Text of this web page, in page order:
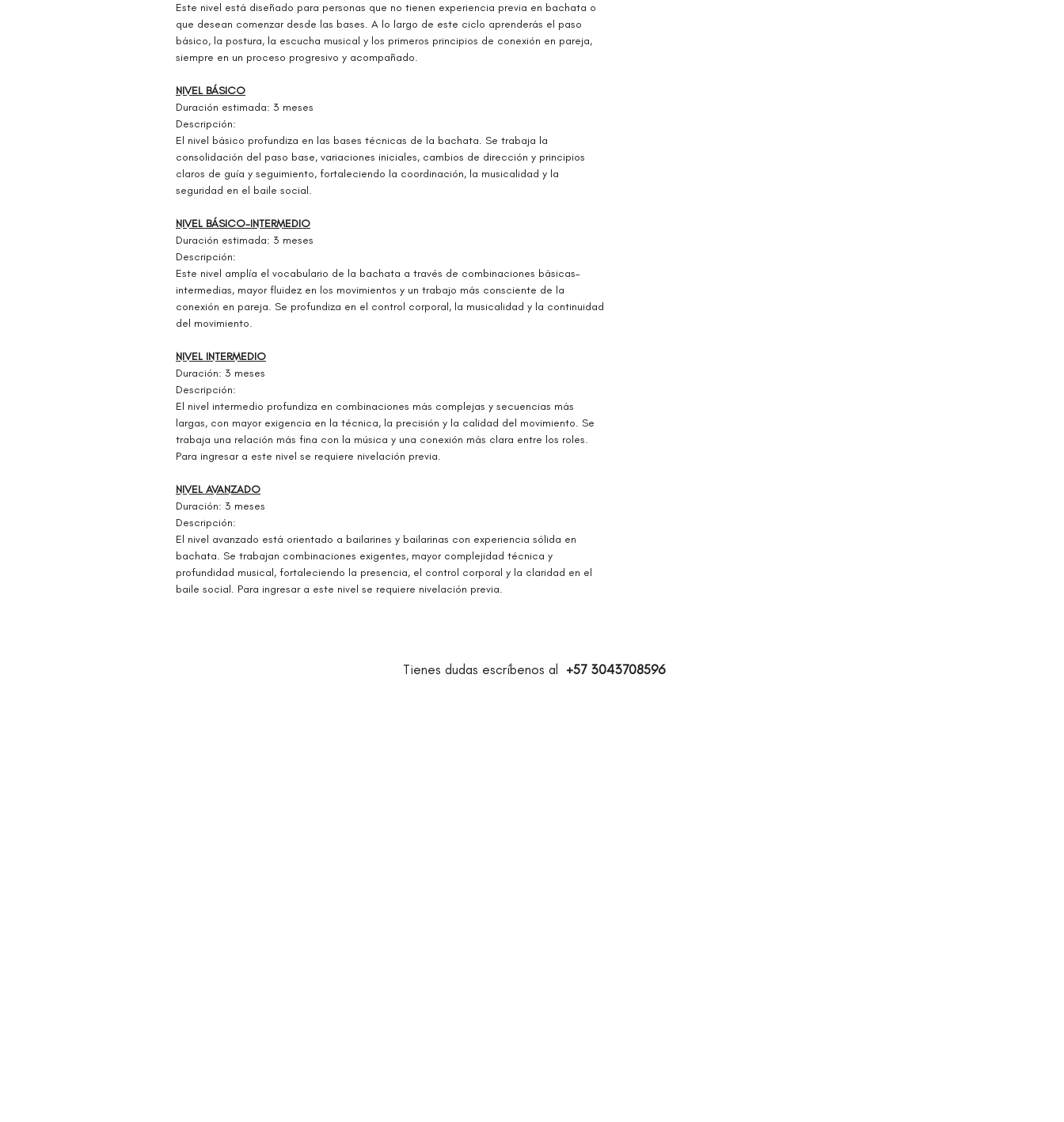
Este nivel está diseñado para personas que no tienen experiencia previa en bachata o
que desean comenzar desde las bases. A lo largo de este ciclo aprenderás el paso
básico, la postura, la escucha musical y los primeros principios de conexión en pareja,
siempre en un proceso progresivo y acompañado.
NIVEL BÁSICO
Duración estimada: 3 meses
Descripción:
El nivel básico profundiza en las bases técnicas de la bachata. Se trabaja la
consolidación del paso base, variaciones iniciales, cambios de dirección y principios
claros de guía y seguimiento, fortaleciendo la coordinación, la musicalidad y la
seguridad en el baile social.
NIVEL BÁSICO-INTERMEDIO
Duración estimada: 3 meses
Descripción:
Este nivel amplía el vocabulario de la bachata a través de combinaciones básicas–
intermedias, mayor fluidez en los movimientos y un trabajo más consciente de la
conexión en pareja. Se profundiza en el control corporal, la musicalidad y la continuidad
del movimiento.
NIVEL INTERMEDIO
Duración: 3 meses
Descripción:
El nivel intermedio profundiza en combinaciones más complejas y secuencias más
largas, con mayor exigencia en la técnica, la precisión y la calidad del movimiento. Se
trabaja una relación más fina con la música y una conexión más clara entre los roles.
Para ingresar a este nivel se requiere nivelación previa.
NIVEL AVANZADO
Duración: 3 meses
Descripción:
El nivel avanzado está orientado a bailarines y bailarinas con experiencia sólida en
bachata. Se trabajan combinaciones exigentes, mayor complejidad técnica y
profundidad musical, fortaleciendo la presencia, el control corporal y la claridad en el
baile social. Para ingresar a este nivel se requiere nivelación previa.
Tienes dudas escríbenos al +57 3043708596